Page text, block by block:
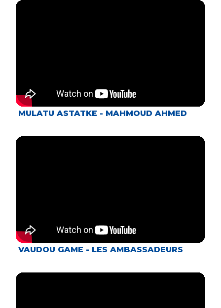
MULATU ASTATKE - MAHMOUD AHMED
VAUDOU GAME - LES AMBASSADEURS